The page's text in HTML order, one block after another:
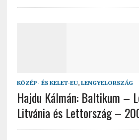
KÖZÉP- ÉS KELET-EU, LENGYELORSZÁG
Hajdu Kálmán: Baltikum –
Litvánia és Lettország –